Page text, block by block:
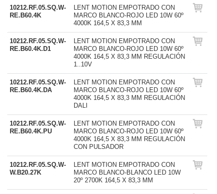
10212.RF.05.SQ.W-
RE.B60.4K
LENT MOTION EMPOTRADO CON
MARCO BLANCO-ROJO LED 10W 60º
4000K 164,5 X 83,3 MM
10212.RF.05.SQ.W-
RE.B60.4K.D1
LENT MOTION EMPOTRADO CON
MARCO BLANCO-ROJO LED 10W 60º
4000K 164,5 X 83,3 MM REGULACIÓN
1..10V
10212.RF.05.SQ.W-
RE.B60.4K.DA
LENT MOTION EMPOTRADO CON
MARCO BLANCO-ROJO LED 10W 60º
4000K 164,5 X 83,3 MM REGULACIÓN
DALI
10212.RF.05.SQ.W-
RE.B60.4K.PU
LENT MOTION EMPOTRADO CON
MARCO BLANCO-ROJO LED 10W 60º
4000K 164,5 X 83,3 MM REGULACIÓN
CON PULSADOR
10212.RF.05.SQ.W-
W.B20.27K
LENT MOTION EMPOTRADO CON
MARCO BLANCO-BLANCO LED 10W
20º 2700K 164,5 X 83,3 MM